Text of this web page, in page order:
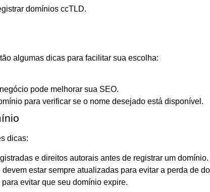
domínios ccTLD.
algumas dicas para facilitar sua escolha:
pode melhorar sua SEO.
para verificar se o nome desejado está disponível.
dicas:
e direitos autorais antes de registrar um domínio.
estar sempre atualizadas para evitar a perda de
evitar que seu domínio expire.